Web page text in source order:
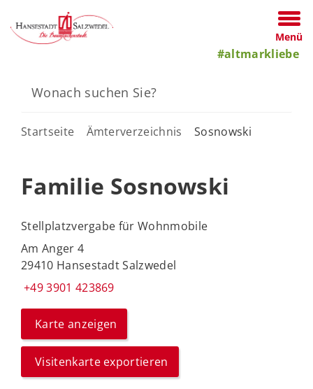
Menü
#altmarkliebe
Startseite Ämterverzeichnis Sosnowski
Familie Sosnowski
Stellplatzvergabe für Wohnmobile
Am Anger 4
29410 Hansestadt Salzwedel
+49 3901 423869
Karte anzeigen
Visitenkarte exportieren